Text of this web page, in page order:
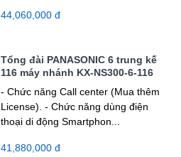
44,060,000 đ
Tổng đài PANASONIC 6 trung kế
116 máy nhánh KX-NS300-6-116
- Chức năng Call center (Mua thêm
License). - Chức năng dùng điện
thoại di động Smartphon...
41,880,000 đ